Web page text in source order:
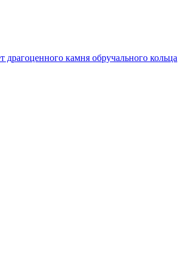
драгоценного камня обручального кольца